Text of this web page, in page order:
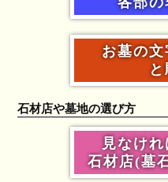
お墓の
石材店や墓地の選び方
見なけれ
石材店(墓